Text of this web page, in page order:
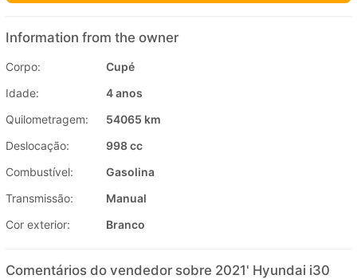
Information from the owner
Corpo:
Cupé
Idade:
4 anos
Quilometragem:
54065 km
Deslocação:
998 cc
Combustível:
Gasolina
Transmissão:
Manual
Cor exterior:
Branco
Comentários do vendedor sobre 2021' Hyundai i30